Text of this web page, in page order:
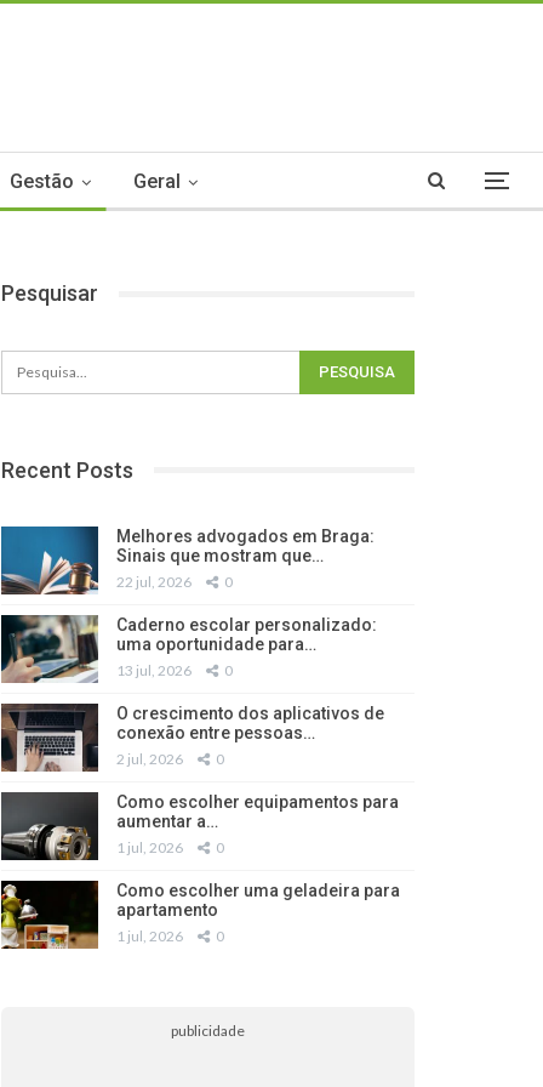
Gestão Geral
Pesquisar
Recent Posts
Melhores advogados em Braga:
Sinais que mostram que…
22 jul, 2026 0
Caderno escolar personalizado:
uma oportunidade para…
13 jul, 2026 0
O crescimento dos aplicativos de
conexão entre pessoas…
2 jul, 2026 0
Como escolher equipamentos para
aumentar a…
1 jul, 2026 0
Como escolher uma geladeira para
apartamento
1 jul, 2026 0
publicidade